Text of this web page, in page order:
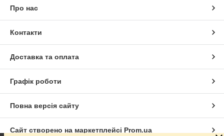
Про нас
Контакти
Доставка та оплата
Графік роботи
Повна версія сайту
Сайт створено на маркетплейсі Prom.ua